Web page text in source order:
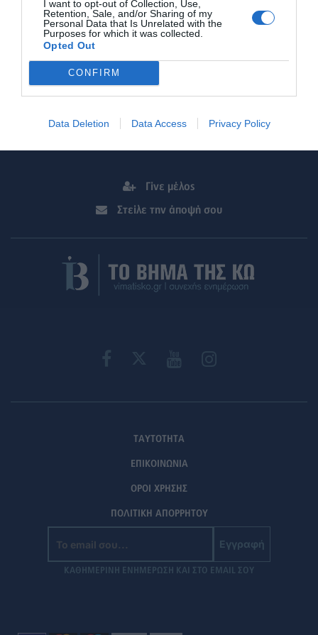
I want to opt-out of Collection, Use,
Retention, Sale, and/or Sharing of my
Personal Data that Is Unrelated with the
Purposes for which it was collected.
Opted Out
CONFIRM
Data Deletion Data Access Privacy Policy
Στείλε μήνυμα
Γίνε μέλος
Στείλε την άποψή σου
ΤΑΥΤΟΤΗΤΑ
ΕΠΙΚΟΙΝΩΝΙΑ
ΟΡΟΙ ΧΡΗΣΗΣ
ΠΟΛΙΤΙΚΗ ΑΠΟΡΡΗΤΟΥ
Εγγραφή
ΚΑΘΗΜΕΡΙΝΗ ΕΝΗΜΕΡΩΣΗ ΚΑΙ ΣΤΟ EMAIL ΣΟΥ